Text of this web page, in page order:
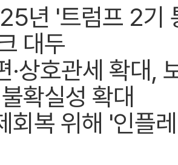
년 '트럼프 2기
대두
·상호관세 확대,
확실성 확대
회복 위해 '인플